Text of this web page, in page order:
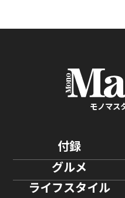
モノマス
付録
グルメ
ライフスタイル